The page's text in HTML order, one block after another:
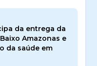
da entrega da
Amazonas e
da saúde em